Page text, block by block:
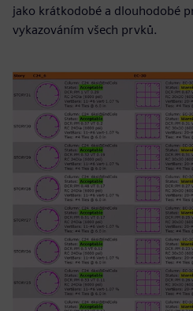
jako krátkodobé a dlouhodobé
vykazováním všech prvků.